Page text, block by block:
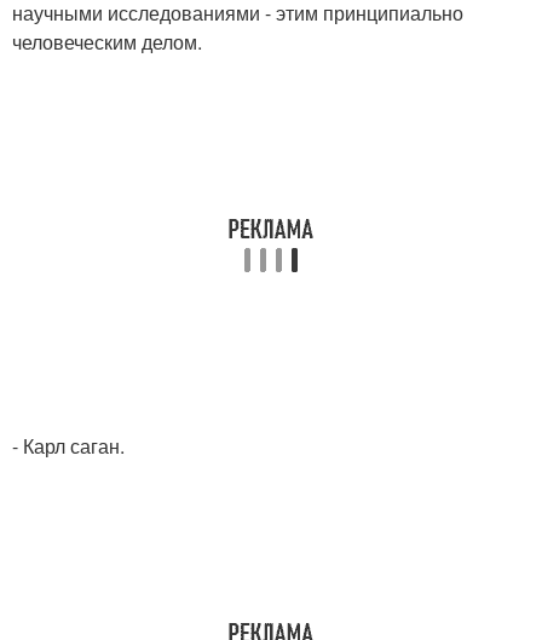
научными исследованиями - этим принципиально
человеческим делом.
- Карл саган.